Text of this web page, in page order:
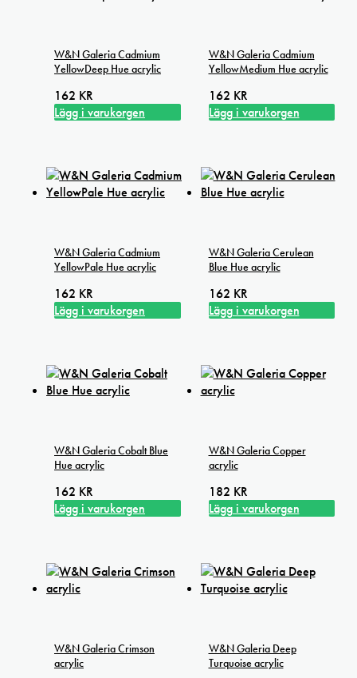
W&N Galeria Cadmium
YellowDeep Hue acrylic
162 KR
Lägg i varukorgen
W&N Galeria Cadmium
YellowMedium Hue acrylic
162 KR
Lägg i varukorgen
W&N Galeria Cadmium
YellowPale Hue acrylic
162 KR
Lägg i varukorgen
W&N Galeria Cerulean
Blue Hue acrylic
162 KR
Lägg i varukorgen
W&N Galeria Cobalt Blue
Hue acrylic
162 KR
Lägg i varukorgen
W&N Galeria Copper
acrylic
182 KR
Lägg i varukorgen
W&N Galeria Crimson
acrylic
W&N Galeria Deep
Turquoise acrylic